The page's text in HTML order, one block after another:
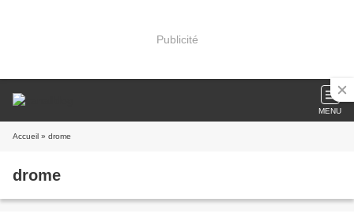
Publicité
MENU
Accueil » drome
drome